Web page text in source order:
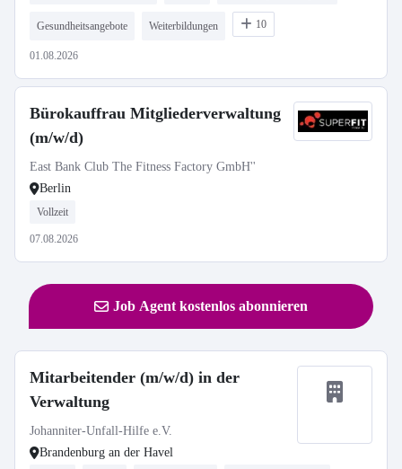
Gesundheitsangebote Weiterbildungen 10
01.08.2026
Bürokauffrau Mitgliederverwaltung
(m/w/d)
East Bank Club The Fitness Factory GmbH''
Berlin
Vollzeit
07.08.2026
Job Agent kostenlos abonnieren
Mitarbeitender (m/w/d) in der
Verwaltung
Johanniter-Unfall-Hilfe e.V.
Brandenburg an der Havel